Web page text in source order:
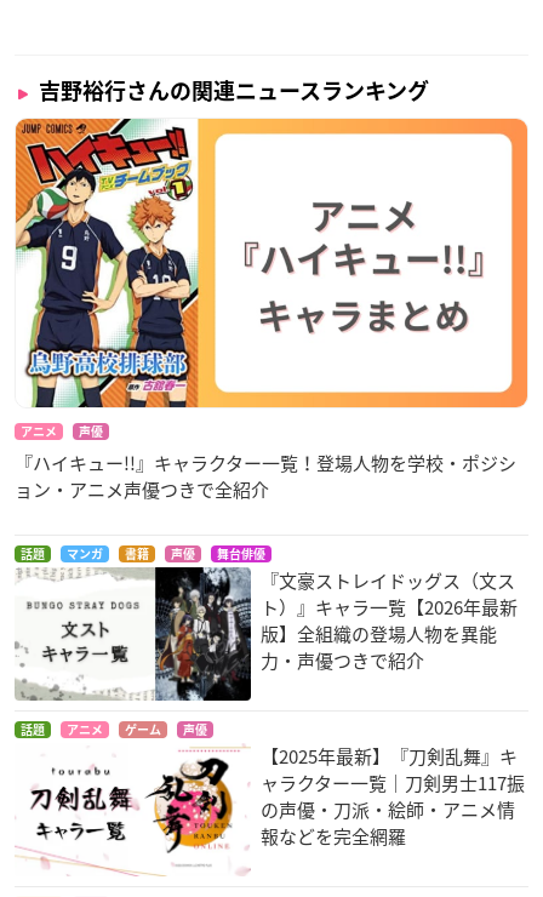
吉野裕行さんの関連ニュースランキング
アニメ 声優
『ハイキュー!!』キャラクター一覧！登場人物を学校・ポジシ
ョン・アニメ声優つきで全紹介
話題 マンガ 書籍 声優 舞台俳優
『文豪ストレイドッグス（文ス
ト）』キャラ一覧【2026年最新
版】全組織の登場人物を異能
力・声優つきで紹介
話題 アニメ ゲーム 声優
【2025年最新】『刀剣乱舞』キ
ャラクター一覧｜刀剣男士117振
の声優・刀派・絵師・アニメ情
報などを完全網羅